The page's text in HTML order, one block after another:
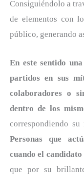
Consiguiéndolo a
de elementos con
público, generando
En este sentido
partidos en sus
colaboradores o
dentro de los
correspondiendo
Personas que
cuando el
que por su